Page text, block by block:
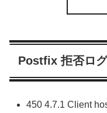
Postfix 拒否ロ
450 4.7.1 Client